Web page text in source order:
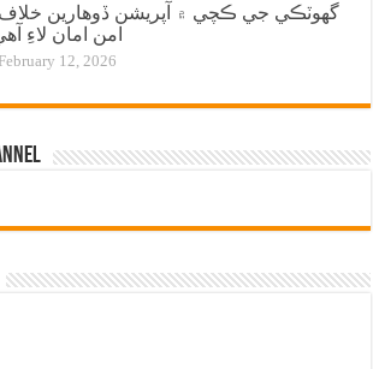
گهوٽڪي جي ڪچي ۾ آپريشن ڏوهارين
امن امان لاءِ
February 12, 2026